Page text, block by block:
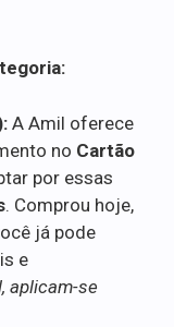
A Amil oferece
no Cartão
por essas
. Comprou hoje,
já pode
e
aplicam-se